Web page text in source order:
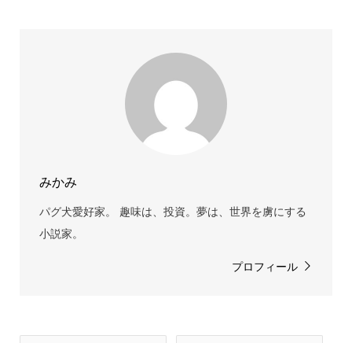
みかみ
パグ犬愛好家。 趣味は、投資。夢は、世界を虜にする
小説家。
プロフィール